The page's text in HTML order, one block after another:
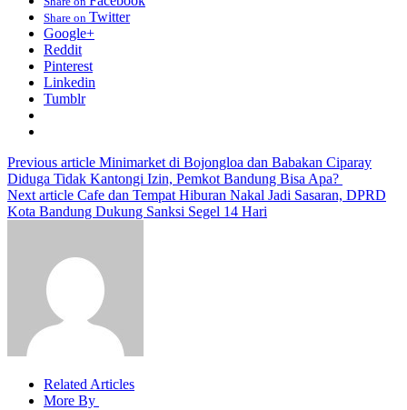
Share on Twitter
Google+
Reddit
Pinterest
Linkedin
Tumblr
Previous article Minimarket di Bojongloa dan Babakan Ciparay
Diduga Tidak Kantongi Izin, Pemkot Bandung Bisa Apa?
Next article Cafe dan Tempat Hiburan Nakal Jadi Sasaran, DPRD
Kota Bandung Dukung Sanksi Segel 14 Hari
Related Articles
More By